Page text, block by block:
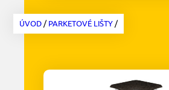
ÚVOD/PARKETOVÉ LIŠTY/